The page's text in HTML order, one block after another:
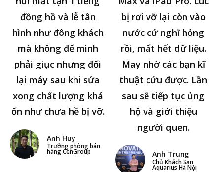
đồng hồ và lễ tân
hình như đông khách
mà không để mình
phải giục nhưng đổi
lại máy sau khi sửa
xong chất lượng khá
ổn như chưa hề bị vỡ.
Anh Huy
Trưởng phòng bán
hàng CenGroup
bị rơi vỡ lại còn vào
nước cứ nghĩ hỏng
rồi, mất hết dữ liệu.
May nhờ các bạn kĩ
thuật cứu được. Lần
sau sẽ tiếp tục ủng
hộ và giới thiệu
người quen.
Anh Trung
Chủ Khách Sạn
Aquarius Hà Nội